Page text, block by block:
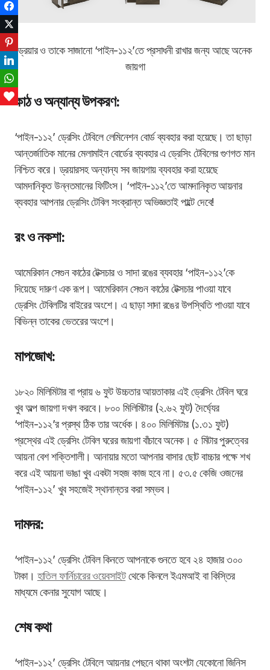
ড্রয়ার ও তাকে সাজানো ‘পাইন-১১২’তে প্রসাধনী রাখার জন্য আছে অনেক
জায়গা
কাঠ ও অন্যান্য উপকরণ:
‘পাইন-১১২’ ড্রেসিং টেবিলে লেমিনেশন বোর্ড ব্যবহার করা হয়েছে। তা ছাড়া
আন্তর্জাতিক মানের মেলামাইন বোর্ডের ব্যবহার এ ড্রেসিং টেবিলের গুণগত মান
নিশ্চিত করে। ড্রয়ারসহ অন্যান্য সব জায়গায় ব্যবহার করা হয়েছে
আমদানিকৃত উন্নতমানের ফিটিংস। ‘পাইন-১১২’তে আমদানিকৃত আয়নার
ব্যবহার আপনার ড্রেসিং টেবিল সংক্রান্ত অভিজ্ঞতাই পাল্টে দেবে!
রং ও নকশা:
আমেরিকান সেগুন কাঠের টেক্সচার ও সাদা রঙের ব্যবহার ‘পাইন-১১২’কে
দিয়েছে দারুণ এক রূপ। আমেরিকান সেগুন কাঠের টেক্সচার পাওয়া যাবে
ড্রেসিং টেবিলটির বাইরের অংশে। এ ছাড়া সাদা রঙের উপস্থিতি পাওয়া যাবে
বিভিন্ন তাকের ভেতরের অংশে।
মাপজোখ:
১৮২০ মিলিমিটার বা প্রায় ৬ ফুট উচ্চতার আয়তাকার এই ড্রেসিং টেবিল ঘরে
খুব অল্প জায়গা দখল করবে। ৮০০ মিলিমিটার (২.৬২ ফুট) দৈর্ঘ্যের
‘পাইন-১১২’র প্রস্থ ঠিক তার অর্ধেক। ৪০০ মিলিমিটার (১.৩১ ফুট)
প্রস্থের এই ড্রেসিং টেবিল ঘরের জায়গা বাঁচাবে অনেক। ৫ মিটার পুরুত্বের
আয়না বেশ শক্তিশালী। আনায়ার মতো আপনার বাসার ছোট বাচ্চার পক্ষে শখ
করে এই আয়না ভাঙা খুব একটা সহজ কাজ হবে না। ৫৩.৫ কেজি ওজনের
‘পাইন-১১২’ খুব সহজেই স্থানান্তর করা সম্ভব।
দামদর:
‘পাইন-১১২’ ড্রেসিং টেবিল কিনতে আপনাকে গুনতে হবে ২৪ হাজার ৩০০
টাকা। হাতিল ফার্নিচারের ওয়েবসাইটথেকে কিনলে ইএমআই বা কিস্তির
মাধ্যমে কেনার সুযোগ আছে।
শেষ কথা
‘পাইন-১১২’ ড্রেসিং টেবিলে আয়নার পেছনে থাকা অংশটা যেকোনো জিনিস
Facebook
Love This